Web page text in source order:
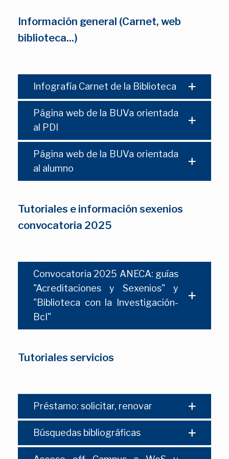
Información general (Carnet, web
biblioteca...)
Infografía Carnet de la Biblioteca
Página web de la BUVa orientada
al PDI
Página web de la BUVa orientada
al alumno
Tutoriales e información sexenios
convocatoria 2025
Convocatoria 2025 ANECA: guías
"Acreditaciones y Sexenios" y
"Biblioteca con la Investigación-
BcI"
Tutoriales servicios
Préstamo: solicitar, renovar
Búsquedas bibliográficas